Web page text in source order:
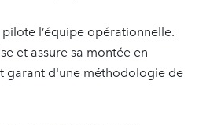
l’équipe opérationnelle.
et assure sa montée en
garant d'une méthodologie de